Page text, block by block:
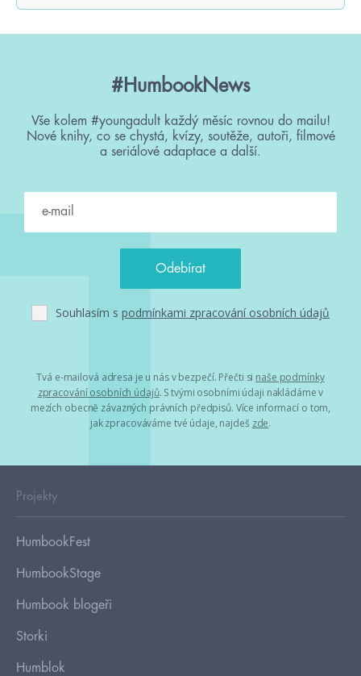
#HumbookNews
Vše kolem #youngadult každý měsíc rovnou do mailu!
Nové knihy, co se chystá, kvízy, soutěže, autoři, filmové
a seriálové adaptace a další.
Souhlasím s podmínkami zpracování osobních údajů
Tvá e-mailová adresa je u nás v bezpečí. Přečti si naše podmínky
zpracování osobních údajů. S tvými osobními údaji nakládáme v
mezích obecně závazných právních předpisů. Více informací o tom,
jak zpracováváme tvé údaje, najdeš zde.
Projekty
HumbookFest
HumbookStage
Humbook blogeři
Storki
Humblok